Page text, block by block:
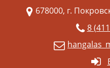
678000, г.
8